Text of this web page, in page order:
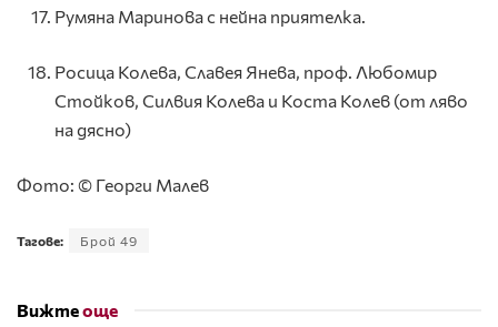
Румяна Маринова с нейна приятелка.
Росица Колева, Славея Янева, проф. Любомир
Стойков, Силвия Колева и Коста Колев (от ляво
на дясно)
Фото: © Георги Малев
Тагове: Брой 49
Вижтеоще